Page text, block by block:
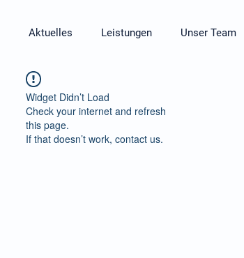
Aktuelles Leistungen Unser Team
Widget Didn’t Load
Check your internet and refresh
this page.
If that doesn’t work, contact us.